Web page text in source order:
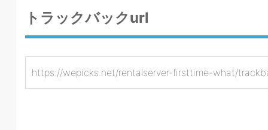
トラックバックurl
https://wepicks.net/rentalserver-firsttime-what/